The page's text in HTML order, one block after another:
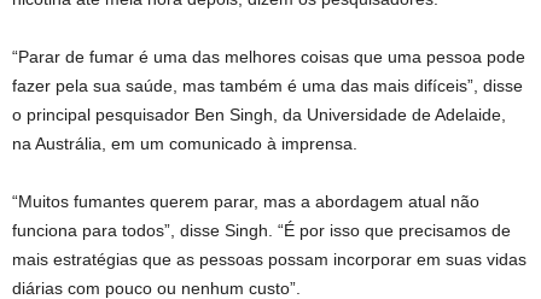
“Parar de fumar é uma das melhores coisas que uma pessoa pode
fazer pela sua saúde, mas também é uma das mais difíceis”, disse
o principal pesquisador Ben Singh, da Universidade de Adelaide,
na Austrália, em um comunicado à imprensa.
“Muitos fumantes querem parar, mas a abordagem atual não
funciona para todos”, disse Singh. “É por isso que precisamos de
mais estratégias que as pessoas possam incorporar em suas vidas
diárias com pouco ou nenhum custo”.